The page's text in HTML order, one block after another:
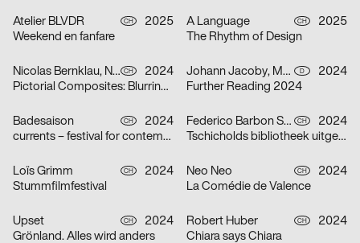
Atelier BLVDR CH
2025
Weekend en fanfare
A Language CH
2025
The Rhythm of Design
Nicolas Bernklau, Nina Flaitz CH
2024
Pictorial Composites: Blurring Boundaries – Ambiguous Realities
Johann Jacoby, Mark van Leeuwen D
2024
Further Reading 2024
Badesaison CH
2024
currents – festival for contemporary music
Federico Barbon Studio CH
2024
Tschicholds bibliotheek uitgepakt
Loïs Grimm CH
2024
Stummfilmfestival
Neo Neo CH
2024
La Comédie de Valence
Upset CH
2024
Grönland. Alles wird anders
Robert Huber CH
2024
Chiara says Chiara